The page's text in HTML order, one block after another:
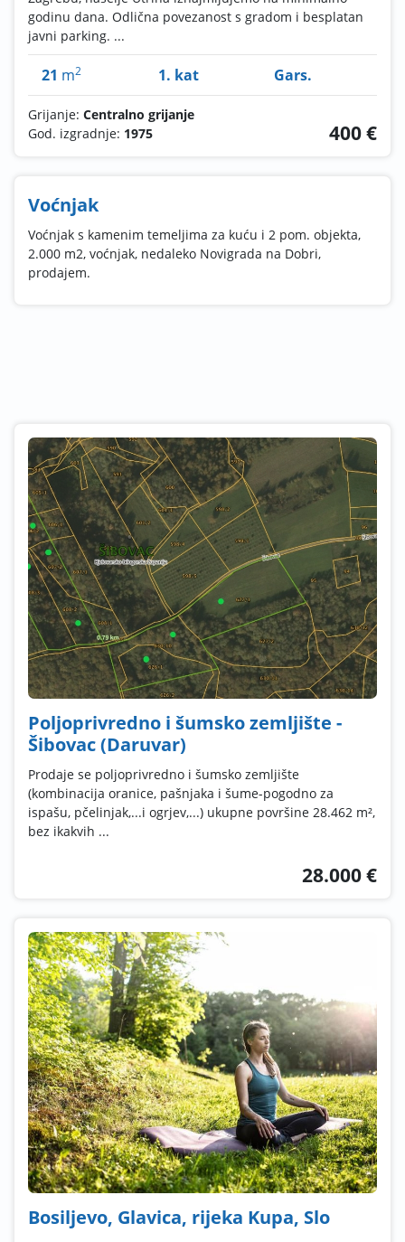
godinu dana. Odlična povezanost s gradom i besplatan
javni parking. ...
21 m2 1. kat Gars.
Grijanje: Centralno grijanje
God. izgradnje: 1975 400 €
Voćnjak
Voćnjak s kamenim temeljima za kuću i 2 pom. objekta,
2.000 m2, voćnjak, nedaleko Novigrada na Dobri,
prodajem.
Poljoprivredno i šumsko zemljište -
Šibovac (Daruvar)
Prodaje se poljoprivredno i šumsko zemljište
(kombinacija oranice, pašnjaka i šume-pogodno za
ispašu, pčelinjak,...i ogrjev,...) ukupne površine 28.462 m²,
bez ikakvih ...
28.000 €
Bosiljevo, Glavica, rijeka Kupa, Slo